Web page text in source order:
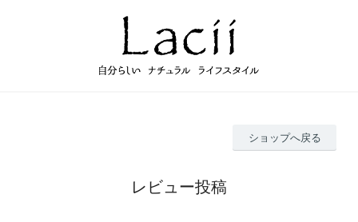
ショップへ戻る
レビュー投稿